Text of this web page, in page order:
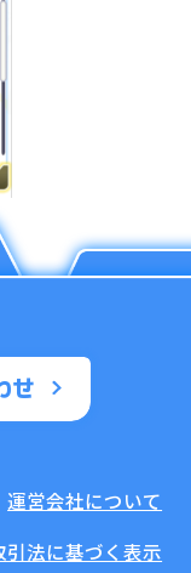
せ
運営会社について
引法に基づく表示